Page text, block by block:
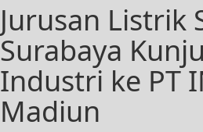
Jurusan Listrik
Surabaya
Industri ke PT
Madiun